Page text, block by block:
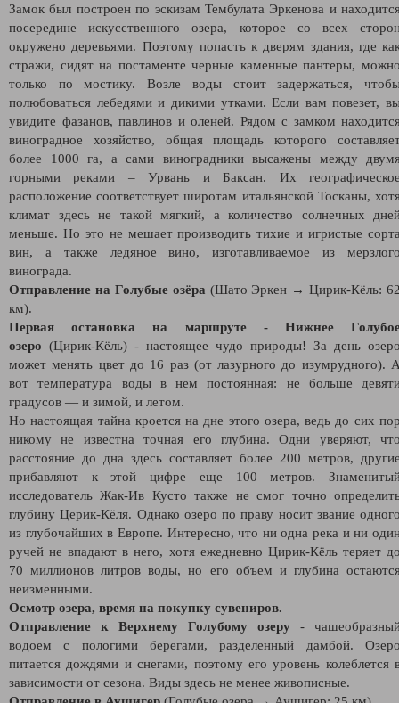
Замок был построен по эскизам Тембулата Эркенова и
посередине искусственного озера, которое со всех
окружено деревьями. Поэтому попасть к дверям здания, где
стражи, сидят на постаменте черные каменные пантеры,
только по мостику. Возле воды стоит задержаться,
полюбоваться лебедями и дикими утками. Если вам повезет,
увидите фазанов, павлинов и оленей. Рядом с замком
виноградное хозяйство, общая площадь которого
более 1000 га, а сами виноградники высажены между
горными реками – Урвань и Баксан. Их
расположение соответствует широтам итальянской Тосканы,
климат здесь не такой мягкий, а количество солнечных
меньше. Но это не мешает производить тихие и игристые
вин, а также ледяное вино, изготавливаемое из
винограда.
Отправление на Голубые озёра (Шато Эркен → Цирик-Кёль:
км).
Первая остановка на маршруте - Нижнее
озеро (Цирик-Кёль) - настоящее чудо природы! За день
может менять цвет до 16 раз (от лазурного до изумрудного).
вот температура воды в нем постоянная: не больше
градусов — и зимой, и летом.
Но настоящая тайна кроется на дне этого озера, ведь до сих
никому не известна точная его глубина. Одни уверяют,
расстояние до дна здесь составляет более 200 метров,
прибавляют к этой цифре еще 100 метров.
исследователь Жак-Ив Кусто также не смог точно
глубину Церик-Кёля. Однако озеро по праву носит звание
из глубочайших в Европе. Интересно, что ни одна река и ни
ручей не впадают в него, хотя ежедневно Цирик-Кёль теряет
70 миллионов литров воды, но его объем и глубина
неизменными.
Осмотр озера, время на покупку сувениров.
Отправление к Верхнему Голубому озеру -
водоем с пологими берегами, разделенный дамбой.
питается дождями и снегами, поэтому его уровень колеблется
зависимости от сезона. Виды здесь не менее живописные.